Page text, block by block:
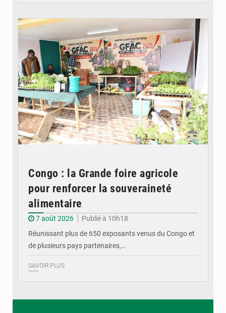
Congo : la Grande foire agricole
pour renforcer la souveraineté
alimentaire
7 août 2026
Publié à 10h18
Réunissant plus de 650 exposants venus du Congo et
de plusieurs pays partenaires,…
SAVOIR PLUS